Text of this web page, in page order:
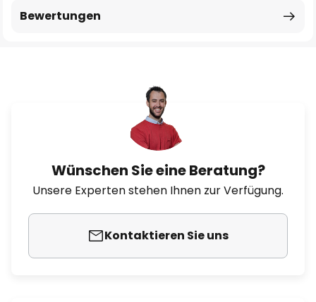
Bewertungen
Wünschen Sie eine Beratung?
Unsere Experten stehen Ihnen zur Verfügung.
Kontaktieren Sie uns